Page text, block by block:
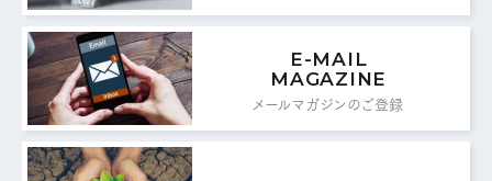
MAIL FORM
メールフォームはこちら
E-MAIL
MAGAZINE
メールマガジンのご登録